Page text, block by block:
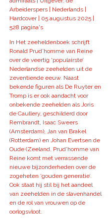
Arbeiderspers | Nederlands |
Hardcover | 05 augustus 2025 |
528 pagina's
In Het zeeheldenboek schrijft
Ronald Prud’homme van Reine
over de veertig ‘populairste’
Nederlandse zeehelden uit de
zeventiende eeuw. Naast
bekende figuren als De Ruyter en
Tromp is er ook aandacht voor
onbekende zeehelden als Joris
de Caullery, geschilderd door
Rembrandt, Isaac Sweers
(Amsterdam), Jan van Brakel
(Rotterdam) en Johan Evertsen de
Oude (Zeeland. Prud’homme van
Reine komt met verrassende
nieuwe bijzonderheden over de
zogeheten ‘gouden generatie’.
Ook staat hij stil bij het aandeel
van zeehelden in de slavenhandel
en de rol van vrouwen op de
oorlogsvloot.